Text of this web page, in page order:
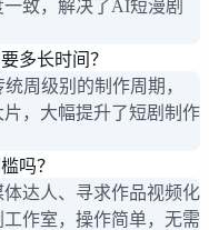
致，解决了AI短漫剧
多长时间？
周级别的制作周期，
，大幅提升了短剧制作
吗？
达人、寻求作品视频化
作室，操作简单，无需